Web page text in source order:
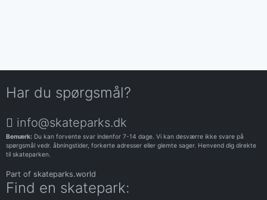
Har du spørgsmål?
info@skateparks.dk
Bemærk: Du kan forvente svar indenfor 7-14 dage. Vi kan desværre ikke svare på
spørgsmål vedr. åbningstider, forkerte adresser eller glemte sager. Henvend dig direkte
til skateparken.
Part of skateparks.world
Find en skatepark: